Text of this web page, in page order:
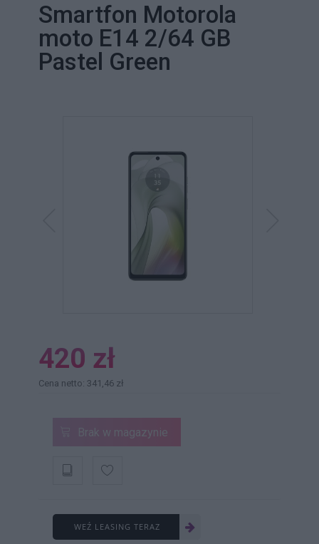
Smartfon Motorola
moto E14 2/64 GB
Pastel Green
420 zł
Cena netto: 341,46 zł
Brak w magazynie
WEŹ LEASING TERAZ